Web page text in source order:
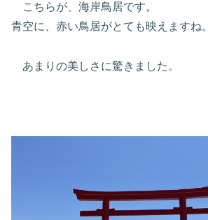
こちらが、海岸鳥居です。
青空に、赤い鳥居がとても映えますね。
あまりの美しさに驚きました。